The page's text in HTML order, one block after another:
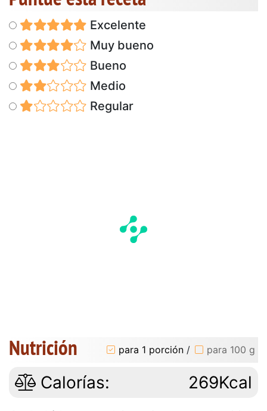
Excelente
Muy bueno
Bueno
Medio
Regular
Nutrición para 1 porción / para 100 g
Calorías: 269Kcal